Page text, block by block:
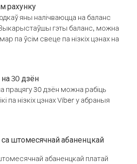
рахунку
яны налічваюцца на баланс
гэты баланс, можна
па ўсім свеце па нізкіх цэнах на
30 дзён
працягу 30 дзён можна рабіць
па нізкіх цэнах Viber у абраныя
штомесячнай абаненцкай
абаненцкай платай